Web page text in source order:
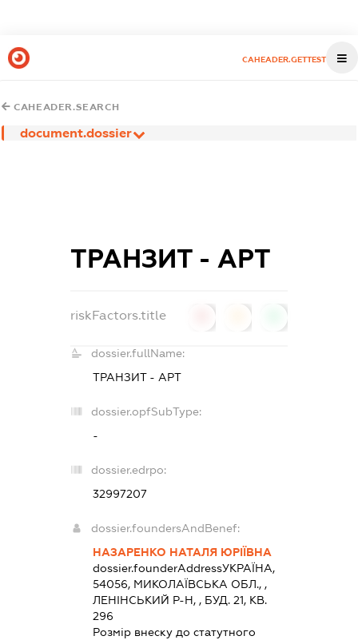
CAHEADER.GETTEST
CAHEADER.SEARCH
document.dossier
ТРАНЗИТ - АРТ
riskFactors.title
dossier.fullName:
ТРАНЗИТ - АРТ
dossier.opfSubType:
-
dossier.edrpo:
32997207
dossier.foundersAndBenef:
НАЗАРЕНКО НАТАЛЯ ЮРІЇВНА
dossier.founderAddressУКРАЇНА,
54056, МИКОЛАЇВСЬКА ОБЛ., ,
ЛЕНІНСЬКИЙ Р-Н, , БУД. 21, КВ.
296
Розмір внеску до статутного